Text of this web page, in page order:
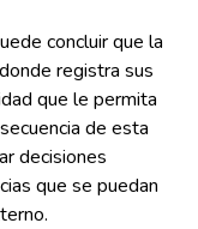
concluir que la
registra sus
que le permita
de esta
decisiones
que se puedan